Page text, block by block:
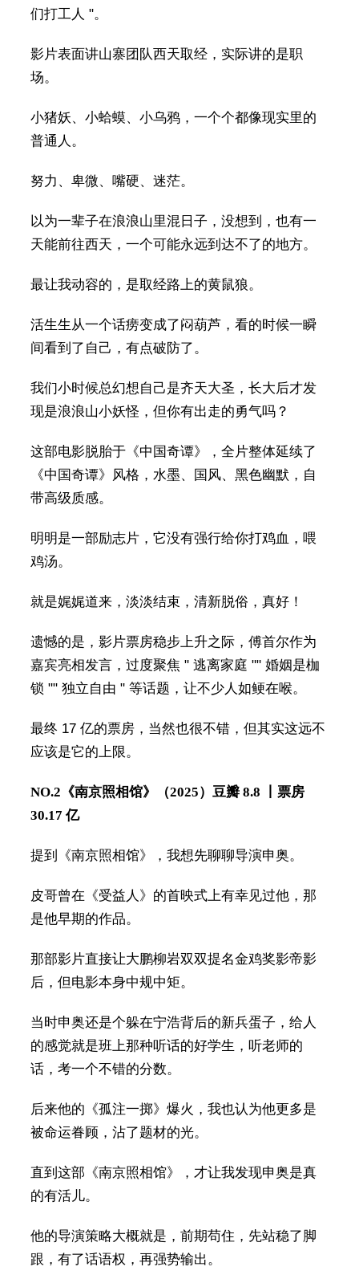
们打工人 "。
影片表面讲山寨团队西天取经，实际讲的是职
场。
小猪妖、小蛤蟆、小乌鸦，一个个都像现实里的
普通人。
努力、卑微、嘴硬、迷茫。
以为一辈子在浪浪山里混日子，没想到，也有一
天能前往西天，一个可能永远到达不了的地方。
最让我动容的，是取经路上的黄鼠狼。
活生生从一个话痨变成了闷葫芦，看的时候一瞬
间看到了自己，有点破防了。
我们小时候总幻想自己是齐天大圣，长大后才发
现是浪浪山小妖怪，但你有出走的勇气吗？
这部电影脱胎于《中国奇谭》，全片整体延续了
《中国奇谭》风格，水墨、国风、黑色幽默，自
带高级质感。
明明是一部励志片，它没有强行给你打鸡血，喂
鸡汤。
就是娓娓道来，淡淡结束，清新脱俗，真好！
遗憾的是，影片票房稳步上升之际，傅首尔作为
嘉宾亮相发言，过度聚焦 " 逃离家庭 "" 婚姻是枷
锁 "" 独立自由 " 等话题，让不少人如鲠在喉。
最终 17 亿的票房，当然也很不错，但其实这远不
应该是它的上限。
NO.2 《南京照相馆》（2025） 豆瓣 8.8 丨票房
30.17 亿
提到《南京照相馆》，我想先聊聊导演申奥。
皮哥曾在《受益人》的首映式上有幸见过他，那
是他早期的作品。
那部影片直接让大鹏柳岩双双提名金鸡奖影帝影
后，但电影本身中规中矩。
当时申奥还是个躲在宁浩背后的新兵蛋子，给人
的感觉就是班上那种听话的好学生，听老师的
话，考一个不错的分数。
后来他的《孤注一掷》爆火，我也认为他更多是
被命运眷顾，沾了题材的光。
直到这部《南京照相馆》，才让我发现申奥是真
的有活儿。
他的导演策略大概就是，前期苟住，先站稳了脚
跟，有了话语权，再强势输出。